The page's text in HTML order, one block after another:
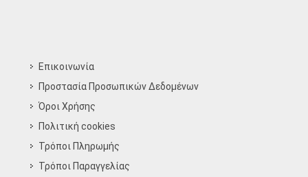
Επικοινωνία
Προστασία Προσωπικών Δεδομένων
Όροι Χρήσης
Πολιτική cookies
Τρόποι Πληρωμής
Τρόποι Παραγγελίας